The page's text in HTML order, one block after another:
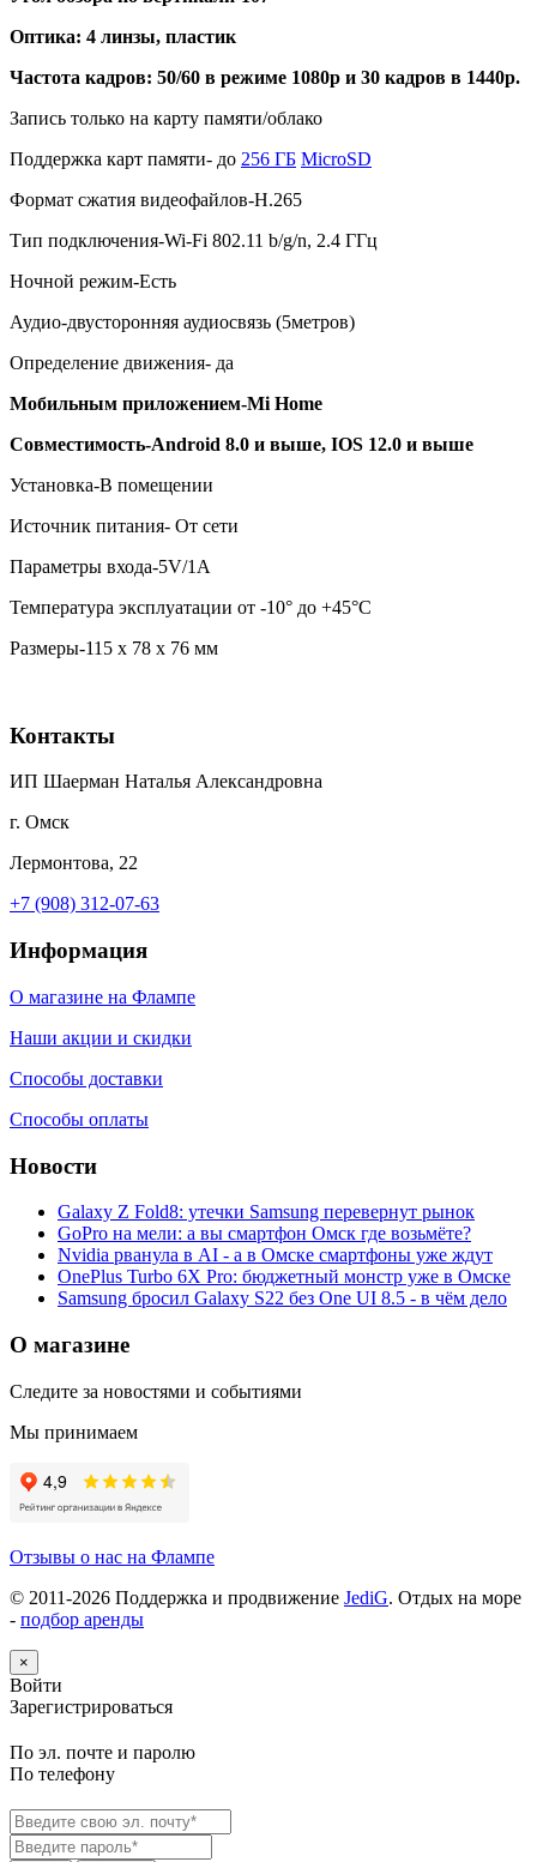
Оптика: 4 линзы, пластик
Частота кадров: 50/60 в режиме 1080p и 30 кадров в 1440p.
Запись только на карту памяти/облако
Поддержка карт памяти- до 256 ГБ MicroSD
Формат сжатия видеофайлов-H.265
Тип подключения-Wi-Fi 802.11 b/g/n, 2.4 ГГц
Ночной режим-Есть
Аудио-двусторонняя аудиосвязь (5метров)
Определение движения- да
Мобильным приложением-Mi Home
Совместимость-Android 8.0 и выше, IOS 12.0 и выше
Установка-В помещении
Источник питания- От сети
Параметры входа-5V/1A
Температура эксплуатации от -10° до +45°С
Размеры-115 x 78 x 76 мм
Контакты
ИП Шаерман Наталья Александровна
г. Омск
Лермонтова, 22
+7 (908) 312-07-63
Информация
О магазине на Флампе
Наши акции и скидки
Способы доставки
Способы оплаты
Новости
Galaxy Z Fold8: утечки Samsung перевернут рынок
GoPro на мели: а вы смартфон Омск где возьмёте?
Nvidia рванула в AI - а в Омске смартфоны уже ждут
OnePlus Turbo 6X Pro: бюджетный монстр уже в Омске
Samsung бросил Galaxy S22 без One UI 8.5 - в чём дело
О магазине
Следите за новостями и событиями
Мы принимаем
Отзывы о нас на Флампе
© 2011-2026 Поддержка и продвижение JediG. Отдых на море
- подбор аренды
×
Войти
Зарегистрироваться
По эл. почте и паролю
По телефону